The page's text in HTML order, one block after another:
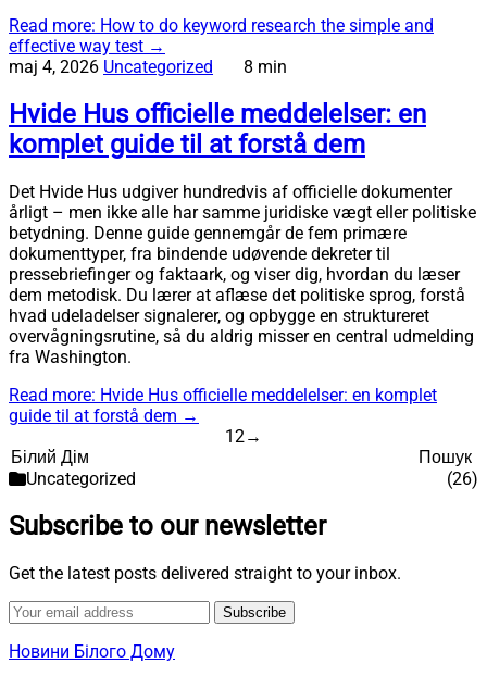
Read more: How to do keyword research the simple and
effective way test →
maj 4, 2026 Uncategorized 8 min
Hvide Hus officielle meddelelser: en
komplet guide til at forstå dem
Det Hvide Hus udgiver hundredvis af officielle dokumenter
årligt – men ikke alle har samme juridiske vægt eller politiske
betydning. Denne guide gennemgår de fem primære
dokumenttyper, fra bindende udøvende dekreter til
pressebriefinger og faktaark, og viser dig, hvordan du læser
dem metodisk. Du lærer at aflæse det politiske sprog, forstå
hvad udeladelser signalerer, og opbygge en struktureret
overvågningsrutine, så du aldrig misser en central udmelding
fra Washington.
Read more: Hvide Hus officielle meddelelser: en komplet
guide til at forstå dem →
12→
Пошук
Пошук
Uncategorized (26)
Subscribe to our newsletter
Get the latest posts delivered straight to your inbox.
Subscribe
Новини Білого Дому